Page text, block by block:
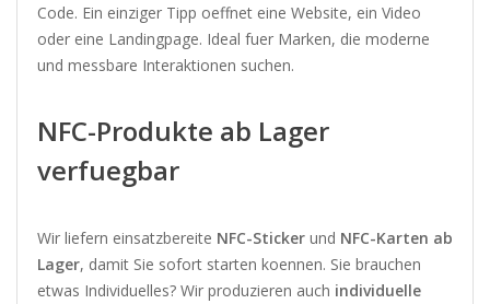
Code. Ein einziger Tipp oeffnet eine Website, ein Video
oder eine Landingpage. Ideal fuer Marken, die moderne
und messbare Interaktionen suchen.
NFC-Produkte ab Lager
verfuegbar
Wir liefern einsatzbereite NFC-Stickerund NFC-Karten ab
Lager, damit Sie sofort starten koennen. Sie brauchen
etwas Individuelles? Wir produzieren auch individuelle